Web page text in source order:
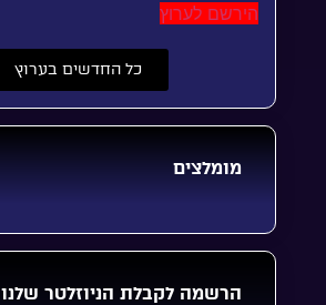
הירשם לערוץ
כל החדשים בערוץ
מומלצים
הרשמה לקבלת הניוזלטר שלנו